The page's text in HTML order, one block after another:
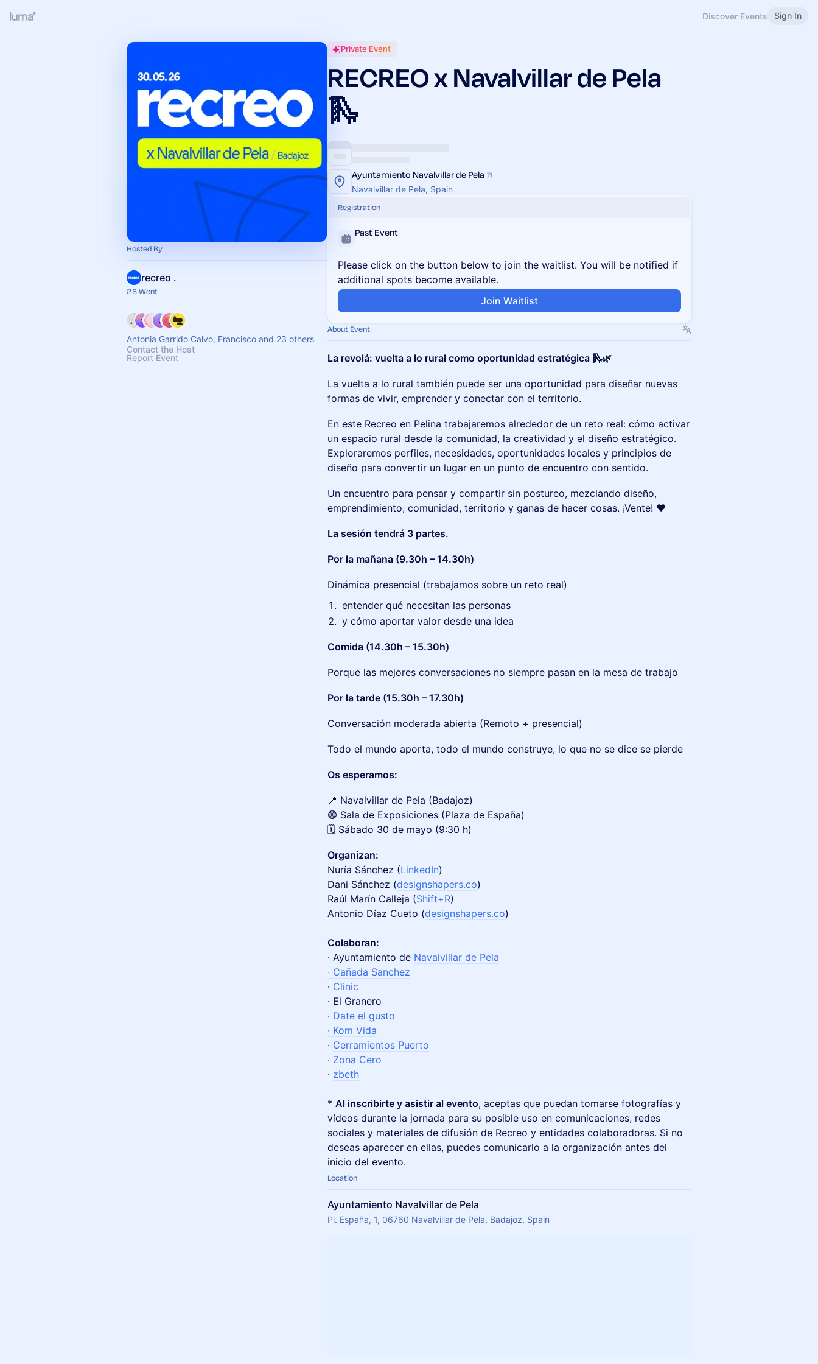
Discover Events Sign In
Hosted By
recreo .
25 Went
Antonia Garrido Calvo, Francisco and 23 others
Contact the Host
Report Event
Private Event
RECREO x Navalvillar de Pela
🛝
Ayuntamiento Navalvillar de Pela
Navalvillar de Pela, Spain
Registration
Past Event
Please click on the button below to join the waitlist. You will be notified if
additional spots become available.
Join Waitlist
About Event
La revolá: vuelta a lo rural como oportunidad estratégica 🛝🌿
La vuelta a lo rural también puede ser una oportunidad para diseñar nuevas
formas de vivir, emprender y conectar con el territorio.
En este Recreo en Pelina trabajaremos alrededor de un reto real: cómo activar
un espacio rural desde la comunidad, la creatividad y el diseño estratégico.
Exploraremos perfiles, necesidades, oportunidades locales y principios de
diseño para convertir un lugar en un punto de encuentro con sentido.
Un encuentro para pensar y compartir sin postureo, mezclando diseño,
emprendimiento, comunidad, territorio y ganas de hacer cosas. ¡Vente! ❤️
La sesión tendrá 3 partes.
Por la mañana (9.30h – 14.30h)
Dinámica presencial (trabajamos sobre un reto real)
entender qué necesitan las personas
y cómo aportar valor desde una idea
Comida (14.30h – 15.30h)
Porque las mejores conversaciones no siempre pasan en la mesa de trabajo
Por la tarde (15.30h – 17.30h)
Conversación moderada abierta (Remoto + presencial)
Todo el mundo aporta, todo el mundo construye, lo que no se dice se pierde
Os esperamos:
📍 Navalvillar de Pela (Badajoz)
🟢 Sala de Exposiciones (Plaza de España)
🗓️ Sábado 30 de mayo (9:30 h)
Organizan:
Nuría Sánchez (LinkedIn)
​Dani Sánchez (designshapers.co)
Raúl Marín Calleja (Shift+R)
Antonio Díaz Cueto (designshapers.co)
Colaboran:
· Ayuntamiento de Navalvillar de Pela
· Cañada Sanchez
· Clinic
· El Granero
· Date el gusto
· Kom Vida
· Cerramientos Puerto
· Zona Cero
· zbeth
* Al inscribirte y asistir al evento, aceptas que puedan tomarse fotografías y
vídeos durante la jornada para su posible uso en comunicaciones, redes
sociales y materiales de difusión de Recreo y entidades colaboradoras. Si no
deseas aparecer en ellas, puedes comunicarlo a la organización antes del
inicio del evento.
Location
Ayuntamiento Navalvillar de Pela
Pl. España, 1, 06760 Navalvillar de Pela, Badajoz, Spain